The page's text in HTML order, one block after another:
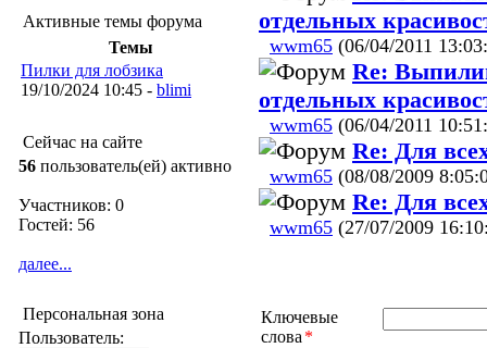
Активные темы форума
Темы
Пилки для лобзика
19/10/2024 10:45 - blimi
Сейчас на сайте
56 пользователь(ей) активно
Участников: 0
Гостей: 56
далее...
Персональная зона
Пользователь:
отдельных
wwm65 (06/04/2011
Re:
отдельных
wwm65 (06/04/2011
Re: Для
wwm65 (08/08/2009
Re: Для
wwm65 (27/07/2009
Ключевые
слова *